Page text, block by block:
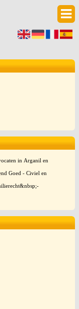
in Arganil en
Goed - Civiel en